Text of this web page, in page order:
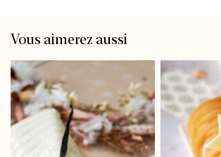
Vous aimerez aussi